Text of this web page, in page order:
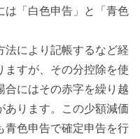
は「白色申告」と「青色
法により記帳するなど経
ますが、その分控除を使
合にはその赤字を繰り越
あります。この少額減価
青色申告で確定申告を行